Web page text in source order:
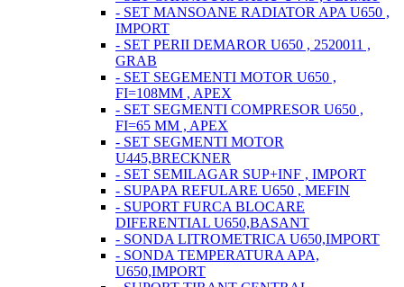
- SET MANSOANE RADIATOR APA U650 ,
IMPORT
- SET PERII DEMAROR U650 , 2520011 ,
GRAB
- SET SEGEMENTI MOTOR U650 ,
FI=108MM , APEX
- SET SEGMENTI COMPRESOR U650 ,
FI=65 MM , APEX
- SET SEGMENTI MOTOR
U445,BRECKNER
- SET SEMILAGAR SUP+INF , IMPORT
- SUPAPA REFULARE U650 , MEFIN
- SUPORT FURCA BLOCARE
DIFERENTIAL U650,BASANT
- SONDA LITROMETRICA U650,IMPORT
- SONDA TEMPERATURA APA,
U650,IMPORT